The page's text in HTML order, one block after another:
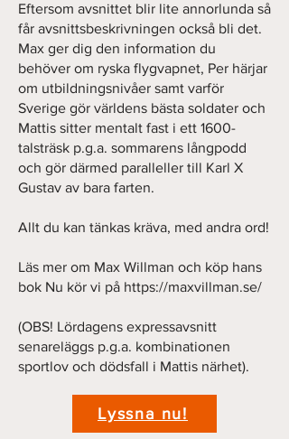
Eftersom avsnittet blir lite annorlunda så
får avsnittsbeskrivningen också bli det.
Max ger dig den information du
behöver om ryska flygvapnet, Per härjar
om utbildningsnivåer samt varför
Sverige gör världens bästa soldater och
Mattis sitter mentalt fast i ett 1600-
talsträsk p.g.a. sommarens långpodd
och gör därmed paralleller till Karl X
Gustav av bara farten.
Allt du kan tänkas kräva, med andra ord!
Läs mer om Max Willman och köp hans
bok Nu kör vi på https://maxvillman.se/
(OBS! Lördagens expressavsnitt
senareläggs p.g.a. kombinationen
sportlov och dödsfall i Mattis närhet).
Lyssna nu!